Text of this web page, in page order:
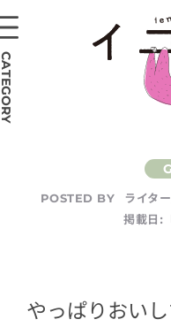
POSTED BY
ライタ
掲載日:
やっぱりおい